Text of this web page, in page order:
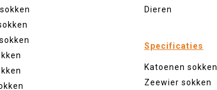
Dieren
Specificaties
Katoenen sokken
Zeewier sokken